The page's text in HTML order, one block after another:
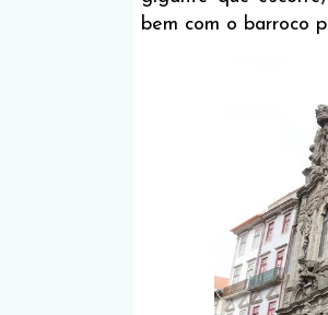
bem com o barroco